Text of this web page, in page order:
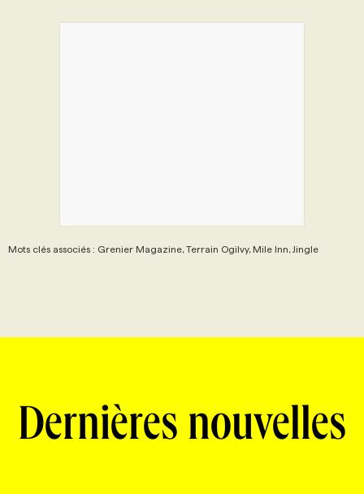
Mots clés associés : Grenier Magazine, Terrain Ogilvy, Mile Inn, Jingle
Dernières nouvelles